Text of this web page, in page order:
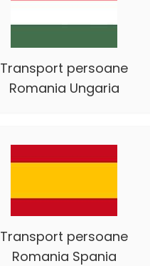
Transport persoane
Romania Ungaria
Transport persoane
Romania Spania